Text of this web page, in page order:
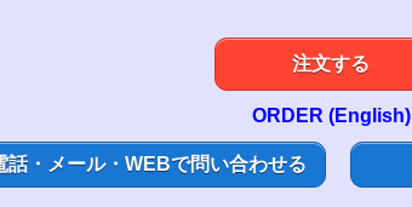
注文する
ORDER (English)
話・メール・WEBで問い合わせる